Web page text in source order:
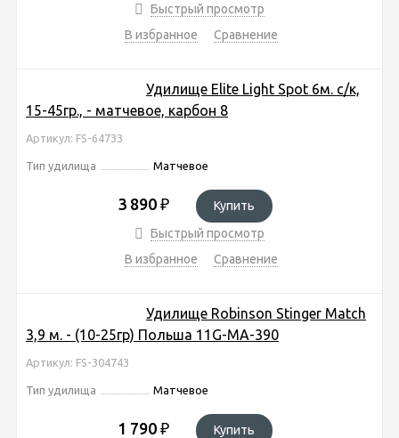
Быстрый просмотр
В избранное
Сравнение
Удилище Elite Light Spot 6м. с/к,
15-45гр., - матчевое, карбон 8
Артикул: FS-64733
Тип удилища Матчевое
3 890 ₽
Купить
Быстрый просмотр
В избранное
Сравнение
Удилище Robinson Stinger Match
3,9 м. - (10-25гр) Польша 11G-MA-390
Артикул: FS-304743
Тип удилища Матчевое
1 790 ₽
Купить